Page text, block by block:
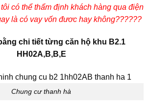
có thể thẩm định khách hàng qua điện
là có vay vốn đươc hay không??????
chi tiết từng căn hộ khu B2.1
HH02A,B,B,E
Chung cư thanh hà